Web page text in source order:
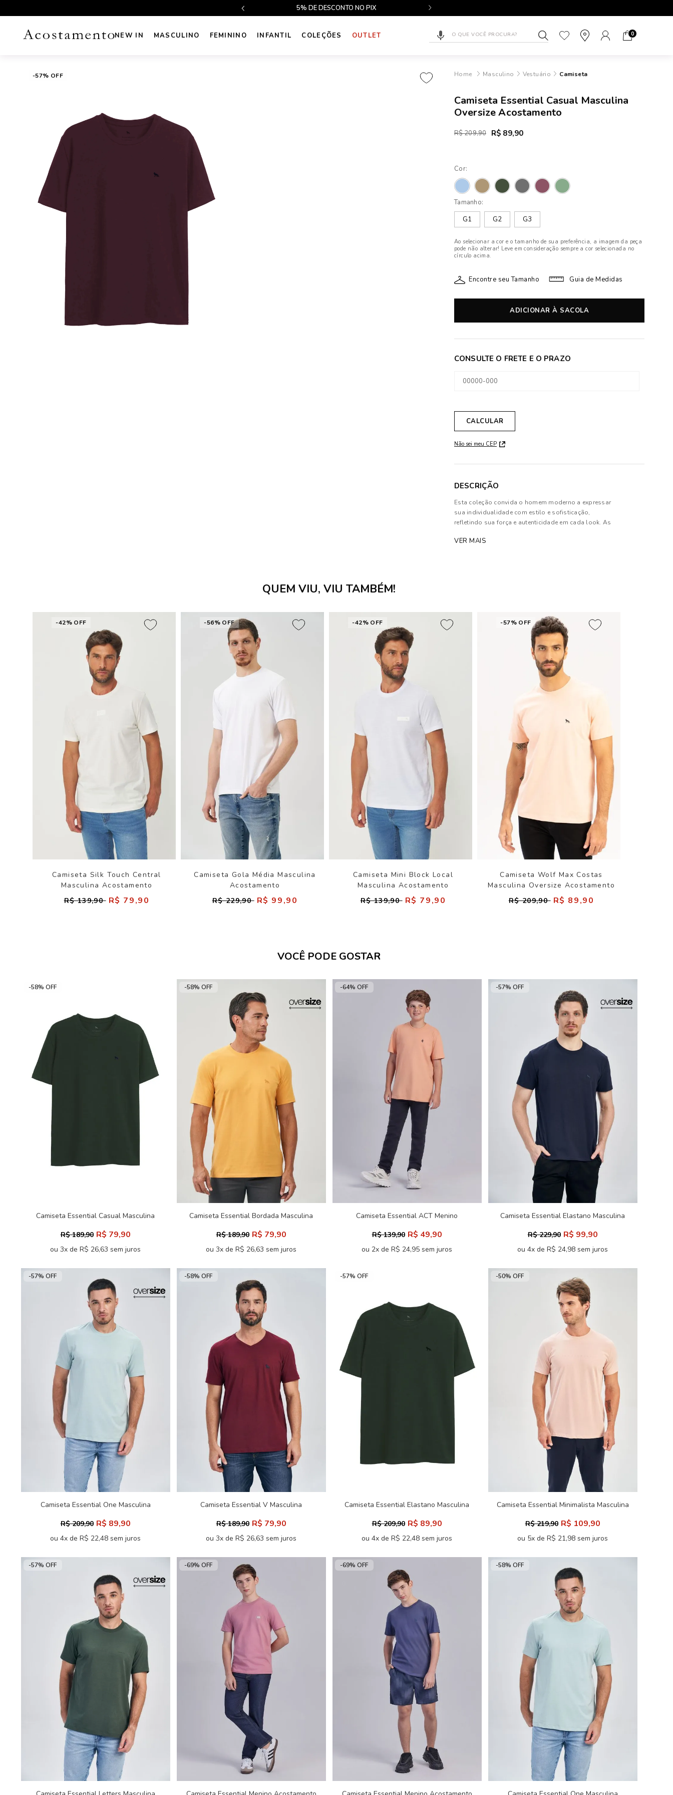
5% DE DESCONTO NO PIX
NEW IN MASCULINO FEMININO INFANTIL COLEÇÕES OUTLET 0
-57% OFF Masculino Vestuário Camiseta
Camiseta Essential Casual Masculina
Oversize Acostamento
R$ 209,90 R$ 89,90
Cor:
Tamanho:
G1
G2 G3
Ao selecionar a cor e o tamanho de sua preferência, a imagem da peça
pode não alterar! Leve em consideração sempre a cor selecionada no
círculo acima.
Encontre seu Tamanho Guia de Medidas
ADICIONAR À SACOLA
Não sei meu CEP
DESCRIÇÃO
Esta coleção convida o homem moderno a expressar
sua individualidade com estilo e sofisticação,
refletindo sua força e autenticidade em cada look. As
texturas sofisticadas, priorizando modelagens
em decorrência do uso do flash.
VER MAIS
QUEM VIU, VIU TAMBÉM!
-42% OFF
Camiseta Silk Touch Central
Masculina Acostamento
R$ 139,90 R$ 79,90
-56% OFF
Camiseta Gola Média Masculina
Acostamento
R$ 229,90 R$ 99,90
-42% OFF
Camiseta Mini Block Local
Masculina Acostamento
R$ 139,90 R$ 79,90
-57% OFF
Camiseta Wolf Max Costas
Masculina Oversize Acostamento
R$ 209,90 R$ 89,90
VOCÊ PODE GOSTAR
-58% OFF
Camiseta Essential Casual Masculina
R$ 189,90 R$ 79,90
ou 3x de R$ 26,63 sem juros
-58% OFF
Camiseta Essential Bordada Masculina
R$ 189,90 R$ 79,90
ou 3x de R$ 26,63 sem juros
-64% OFF
Camiseta Essential ACT Menino
R$ 139,90 R$ 49,90
ou 2x de R$ 24,95 sem juros
-57% OFF
Camiseta Essential Elastano Masculina
R$ 229,90 R$ 99,90
ou 4x de R$ 24,98 sem juros
-57% OFF
Camiseta Essential One Masculina
R$ 209,90 R$ 89,90
ou 4x de R$ 22,48 sem juros
-58% OFF
Camiseta Essential V Masculina
R$ 189,90 R$ 79,90
ou 3x de R$ 26,63 sem juros
-57% OFF
Camiseta Essential Elastano Masculina
R$ 209,90 R$ 89,90
ou 4x de R$ 22,48 sem juros
-50% OFF
Camiseta Essential Minimalista Masculina
R$ 219,90 R$ 109,90
ou 5x de R$ 21,98 sem juros
-57% OFF -69% OFF -69% OFF -58% OFF